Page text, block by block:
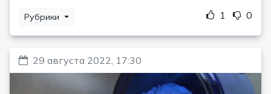
Рубрики 1 0
29 августа 2022, 17:30